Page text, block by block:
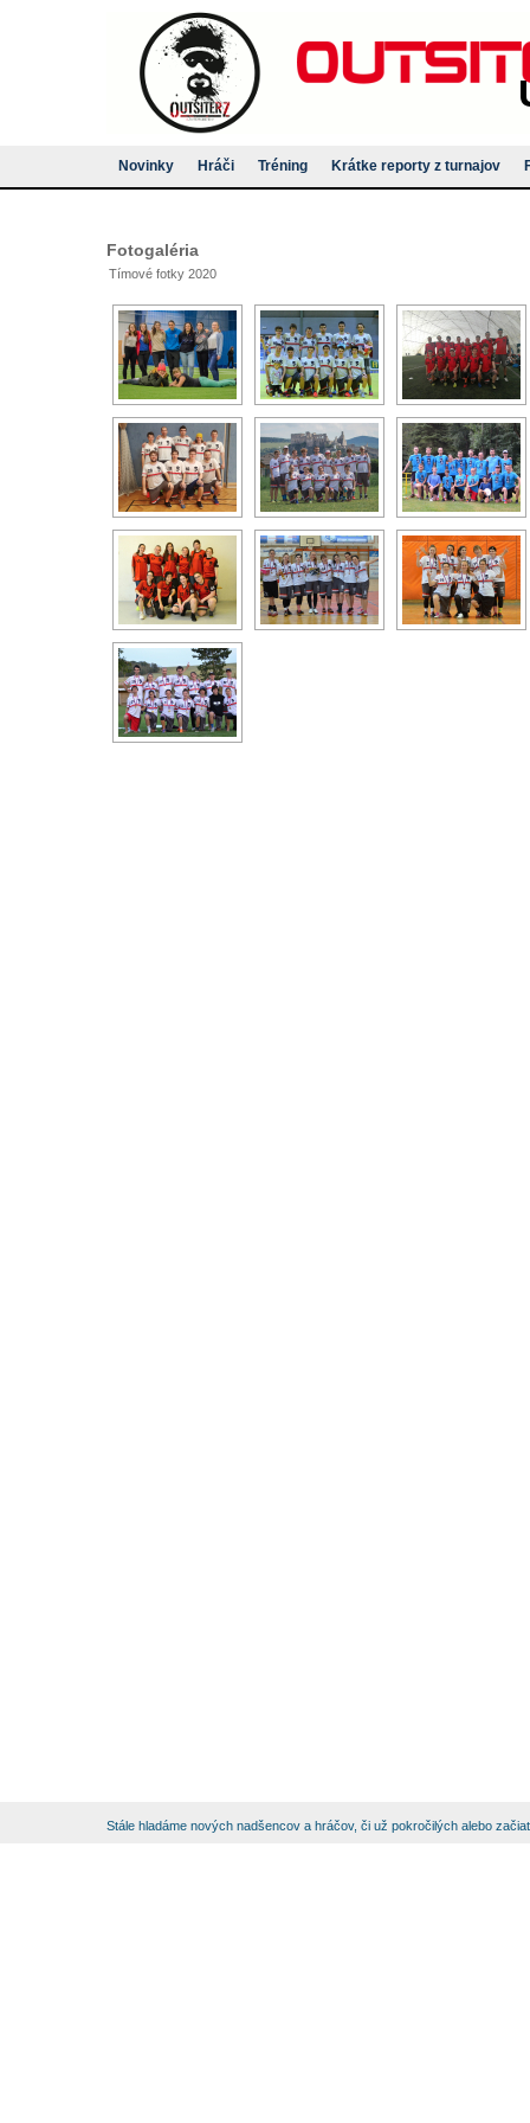
Novinky Hráči Tréning Krátke reporty z turnajov
Fotogaléria
Tímové fotky 2020
Stále hladáme nových nadšencov a hráčov, či už pokročilých alebo